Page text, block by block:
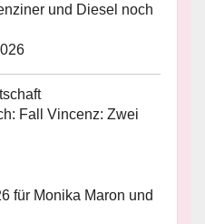
und Diesel noch
Fall Vincenz: Zwei
für Monika Maron und